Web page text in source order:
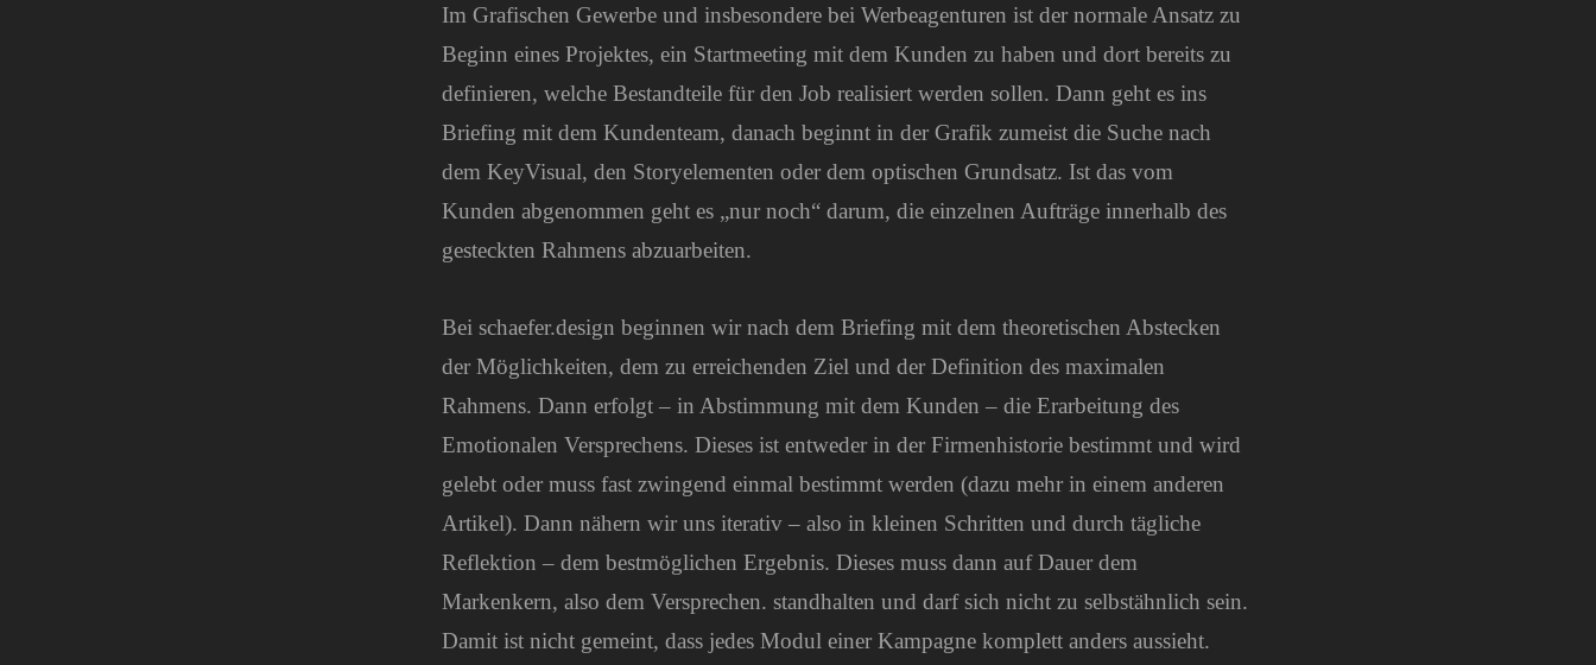
Im Grafischen Gewerbe und insbesondere bei Werbeagenturen ist der normale Ansatz zu
Beginn eines Projektes, ein Startmeeting mit dem Kunden zu haben und dort bereits zu
definieren, welche Bestandteile für den Job realisiert werden sollen. Dann geht es ins
Briefing mit dem Kundenteam, danach beginnt in der Grafik zumeist die Suche nach
dem KeyVisual, den Storyelementen oder dem optischen Grundsatz. Ist das vom
Kunden abgenommen geht es „nur noch“ darum, die einzelnen Aufträge innerhalb des
gesteckten Rahmens abzuarbeiten.
Bei schaefer.design beginnen wir nach dem Briefing mit dem theoretischen Abstecken
der Möglichkeiten, dem zu erreichenden Ziel und der Definition des maximalen
Rahmens. Dann erfolgt – in Abstimmung mit dem Kunden – die Erarbeitung des
Emotionalen Versprechens. Dieses ist entweder in der Firmenhistorie bestimmt und wird
gelebt oder muss fast zwingend einmal bestimmt werden (dazu mehr in einem anderen
Artikel). Dann nähern wir uns iterativ – also in kleinen Schritten und durch tägliche
Reflektion – dem bestmöglichen Ergebnis. Dieses muss dann auf Dauer dem
Markenkern, also dem Versprechen. standhalten und darf sich nicht zu selbstähnlich sein.
Damit ist nicht gemeint, dass jedes Modul einer Kampagne komplett anders aussieht.